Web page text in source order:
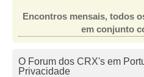
Encontros mensais, todos
em conjunto
O Forum dos CRX's em
Privacidade